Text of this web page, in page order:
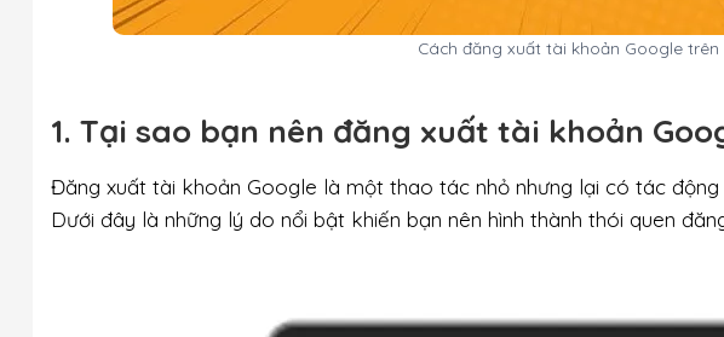
Cách đăng xuất tài khoản Google
1. Tại sao bạn nên đăng xuất tài khoản
Đăng xuất tài khoản Google là một thao tác nhỏ nhưng lại có tác
Dưới đây là những lý do nổi bật khiến bạn nên hình thành thói quen